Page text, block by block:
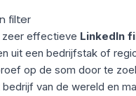
filter
zeer effectieve LinkedIn
uit een bedrijfstak of
op de som door te
van de wereld en